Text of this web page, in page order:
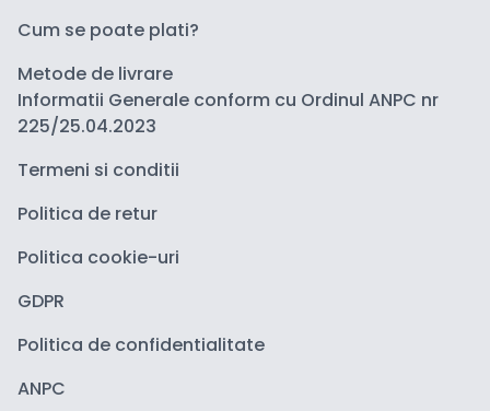
Cum se poate plati?
Metode de livrare
Informatii Generale conform cu Ordinul ANPC nr
225/25.04.2023
Termeni si conditii
Politica de retur
Politica cookie-uri
GDPR
Politica de confidentialitate
ANPC